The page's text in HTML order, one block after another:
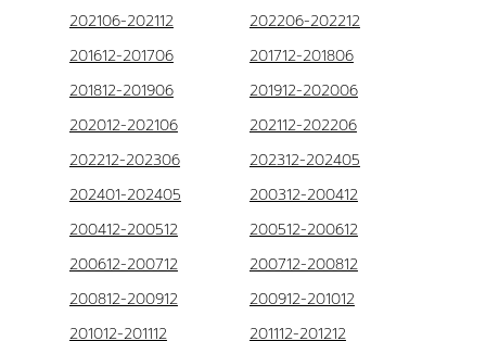
202106-202112
202206-202212
201612-201706
201712-201806
201812-201906
201912-202006
202012-202106
202112-202206
202212-202306
202312-202405
202401-202405
200312-200412
200412-200512
200512-200612
200612-200712
200712-200812
200812-200912
200912-201012
201012-201112
201112-201212